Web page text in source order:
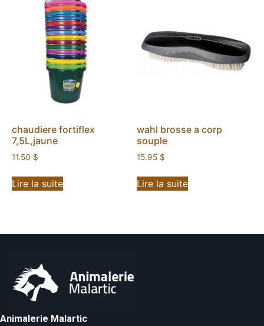
chaudiere fortiflex
7,5L,jaune
11.50 $
Lire la suite
wahl brosse a corp
souple
15.95 $
Lire la suite
Animalerie Malartic